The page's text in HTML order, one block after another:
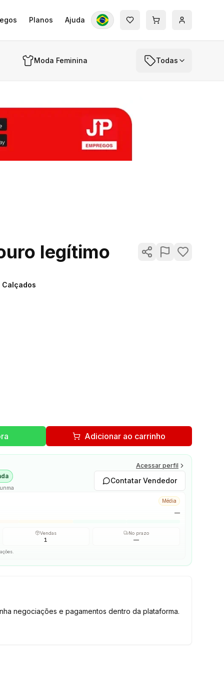
Planos Ajuda
Moda Feminina Todas
legítimo
Calçados
Adicionar ao carrinho
Acessar perfil
Contatar Vendedor
Média
—
Vendas
1
No prazo
—
negociações e pagamentos dentro da plataforma.